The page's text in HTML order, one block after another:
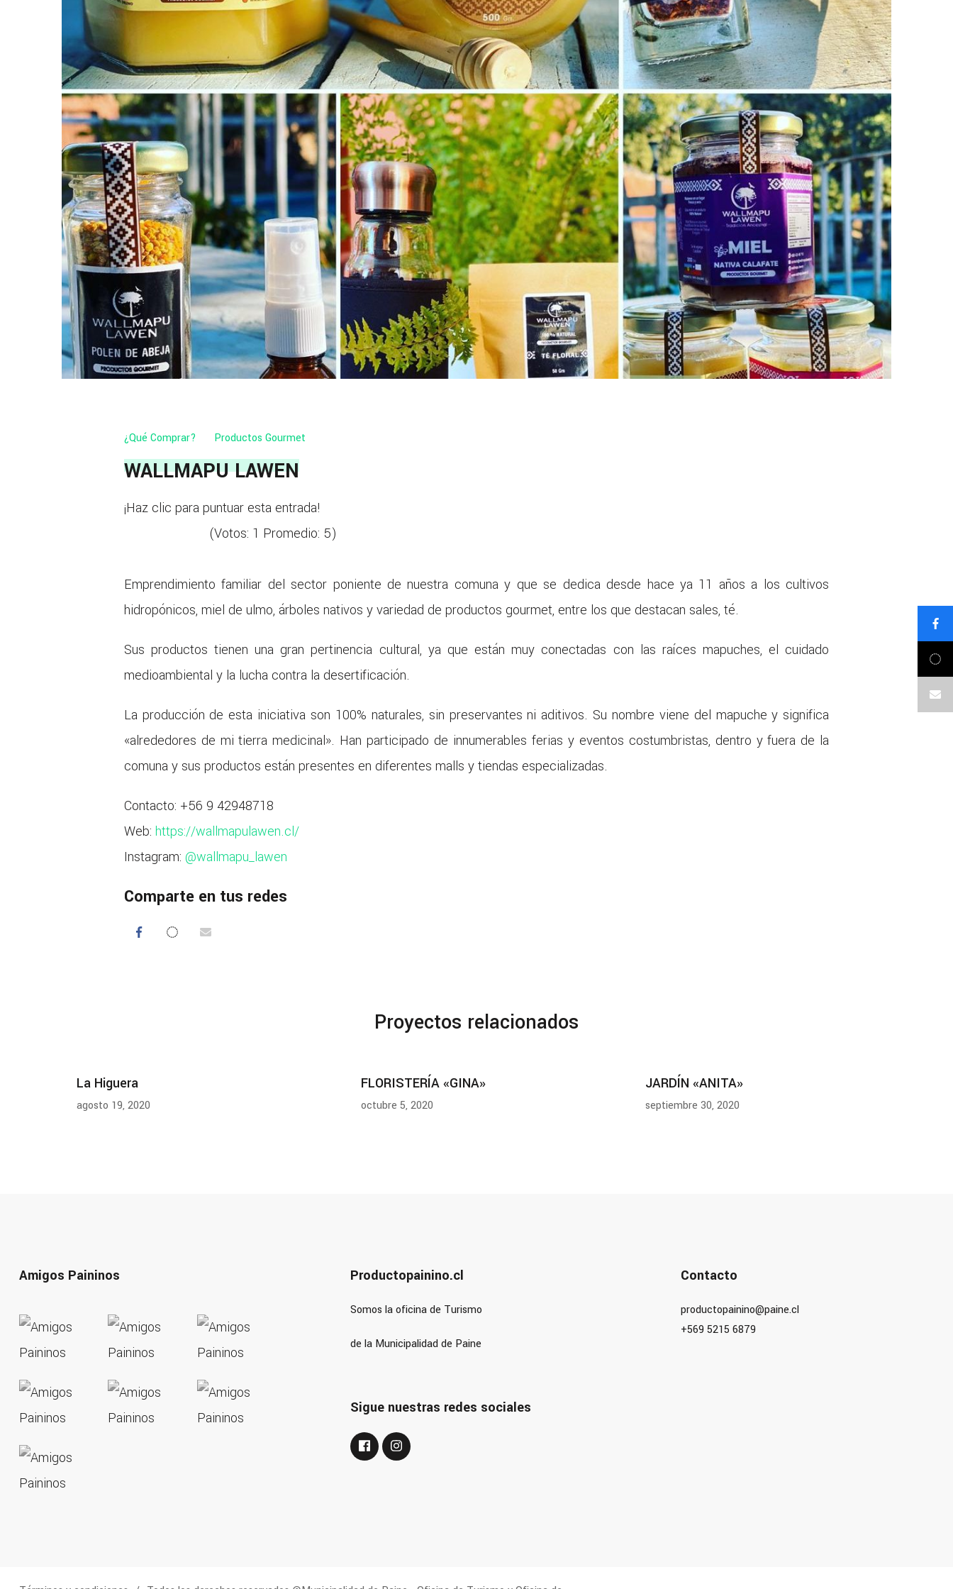
¿Qué Comprar? Productos Gourmet
WALLMAPU LAWEN
¡Haz clic para puntuar esta entrada!
(Votos: 1 Promedio: 5)
Emprendimiento familiar del sector poniente de nuestra comuna y que se dedica desde hace ya 11 años a los cultivos
hidropónicos, miel de ulmo, árboles nativos y variedad de productos gourmet, entre los que destacan sales, té.
Sus productos tienen una gran pertinencia cultural, ya que están muy conectadas con las raíces mapuches, el cuidado
medioambiental y la lucha contra la desertificación.
La producción de esta iniciativa son 100% naturales, sin preservantes ni aditivos. Su nombre viene del mapuche y significa
«alrededores de mi tierra medicinal». Han participado de innumerables ferias y eventos costumbristas, dentro y fuera de la
comuna y sus productos están presentes en diferentes malls y tiendas especializadas.
Contacto: +56 9 42948718
Web: https://wallmapulawen.cl/
Instagram: @wallmapu_lawen
Comparte en tus redes
Proyectos relacionados
La Higuera
agosto 19, 2020
FLORISTERÍA «GINA»
octubre 5, 2020
JARDÍN «ANITA»
septiembre 30, 2020
Amigos Paininos Productopainino.cl
Somos la oficina de Turismo
de la Municipalidad de Paine
Sigue nuestras redes sociales
Contacto
productopainino@paine.cl
+569 5215 6879